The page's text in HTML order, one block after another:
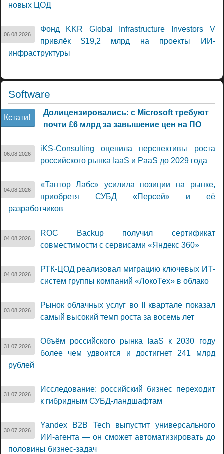
новых ЦОД
06.08.2026
Фонд KKR Global Infrastructure Investors V
привлёк $19,2 млрд на проекты ИИ-
инфраструктуры
Software
Кстати!
Долицензировались: с Microsoft требуют
почти £6 млрд за завышение цен на ПО
06.08.2026
iKS-Consulting оценила перспективы роста
российского рынка IaaS и PaaS до 2029 года
04.08.2026
«Тантор Лабс» усилила позиции на рынке,
приобретя СУБД «Персей» и её
разработчиков
04.08.2026
ROC Backup получил сертификат
совместимости с сервисами «Яндекс 360»
04.08.2026
РТК-ЦОД реализовал миграцию ключевых ИТ-
систем группы компаний «ЛокоТех» в облако
03.08.2026
Рынок облачных услуг во II квартале показал
самый высокий темп роста за восемь лет
31.07.2026
Объём российского рынка IaaS к 2030 году
более чем удвоится и достигнет 241 млрд
рублей
31.07.2026
Исследование: российский бизнес переходит
к гибридным СУБД-ландшафтам
30.07.2026
Yandex B2B Tech выпустит универсального
ИИ-агента — он сможет автоматизировать до
половины бизнес-задач